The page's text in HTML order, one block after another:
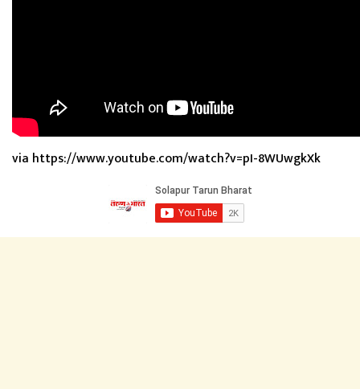
via https://www.youtube.com/watch?v=pI-8WUwgkXk